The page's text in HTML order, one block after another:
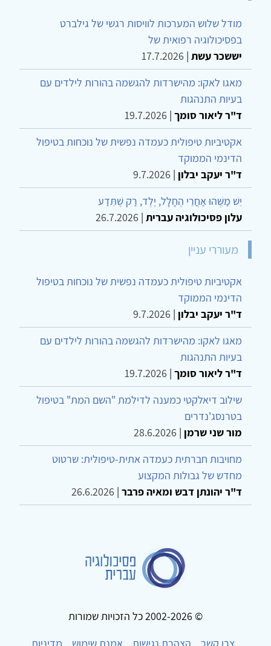
מודל שלוש המערכות לוויסות רגשי של גילברט
בפסיכולוגיה רפואית של
יששכר עשת |
17.7.2026
מאגו לאקו: מהישרדות להגשמה בהורות לילדים עם
בעיות התנהגות
ד"ר ליאור סומך |
19.7.2026
אקטיביות טיפולית כעמדה נפשית של נוכחות בטיפול
הדינמי הממוקד
ד"ר יעקב יבלון |
9.7.2026
יֵשׁ מַשֶּׁהוּ אַחֲרֵי הֶחָלָל, יֶלֶד, רַק שֶׁתֵּדַע
עלון פסיכולוגיה עברית |
26.7.2026
מעוררי עניין
אקטיביות טיפולית כעמדה נפשית של נוכחות בטיפול
הדינמי הממוקד
ד"ר יעקב יבלון |
9.7.2026
מאגו לאקו: מהישרדות להגשמה בהורות לילדים עם
בעיות התנהגות
ד"ר ליאור סומך |
19.7.2026
שילוב דיאלקטי כמענה לדילמת "השם המת" בטיפול
בטרנסג'נדרים
מור שני שרמן |
28.6.2026
מחויבות חברתית כעמדה אתית-טיפולית: שרטוט
מחדש של גבולות המקצוע
ד"ר יהונתן דבש ומאיה פרבר |
26.6.2026
© 2002-2026 כל הזכויות שמורות